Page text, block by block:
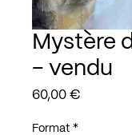
Mystère
- vendu
60,00 €
Format *